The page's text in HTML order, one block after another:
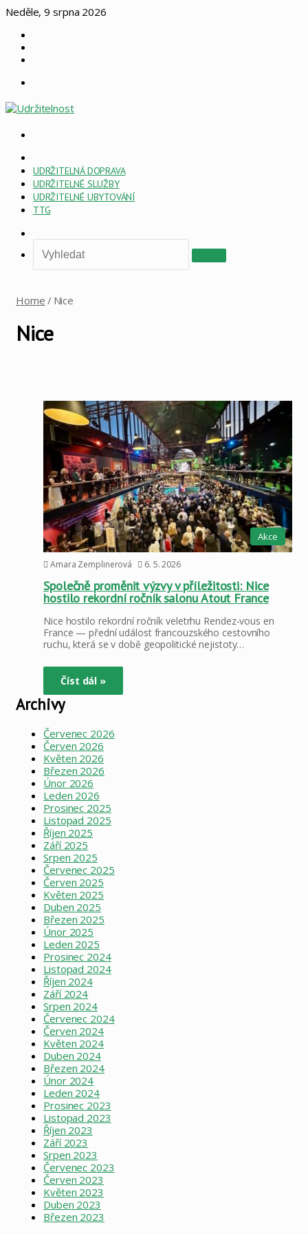
Neděle, 9 srpna 2026
PAGE
ESG
UDRŽITELNÁ DOPRAVA
UDRŽITELNÉ SLUŽBY
UDRŽITELNÉ UBYTOVÁNÍ
TTG
Vyhledat
Home / Nice
Nice
Akce
Amara Zemplinerová 6. 5. 2026
Společně proměnit výzvy v příležitosti: Nice
hostilo rekordní ročník salonu Atout France
Nice hostilo rekordní ročník veletrhu Rendez-vous en
France — přední událost francouzského cestovního
ruchu, která se v době geopolitické nejistoty…
Číst dál »
Archivy
Červenec 2026
Červen 2026
Květen 2026
Březen 2026
Únor 2026
Leden 2026
Prosinec 2025
Listopad 2025
Říjen 2025
Září 2025
Srpen 2025
Červenec 2025
Červen 2025
Květen 2025
Duben 2025
Březen 2025
Únor 2025
Leden 2025
Prosinec 2024
Listopad 2024
Říjen 2024
Září 2024
Srpen 2024
Červenec 2024
Červen 2024
Květen 2024
Duben 2024
Březen 2024
Únor 2024
Leden 2024
Prosinec 2023
Listopad 2023
Říjen 2023
Září 2023
Srpen 2023
Červenec 2023
Červen 2023
Květen 2023
Duben 2023
Březen 2023